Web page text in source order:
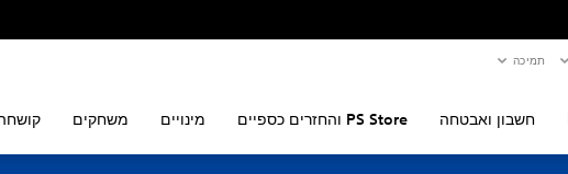
תמיכה
חשבון ואבטחה PS Store והחזרים כספיים מינויים משחקים